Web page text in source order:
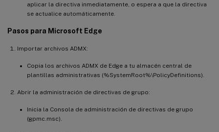
aplicar la directiva inmediatamente, o espera a que la directiva
se actualice automáticamente.
Pasos para Microsoft Edge
Importar archivos ADMX:
Copia los archivos ADMX de Edge a tu almacén central de
plantillas administrativas (%SystemRoot%\PolicyDefinitions).
Abrir la administración de directivas de grupo:
Inicia la Consola de administración de directivas de grupo
(gpmc.msc).